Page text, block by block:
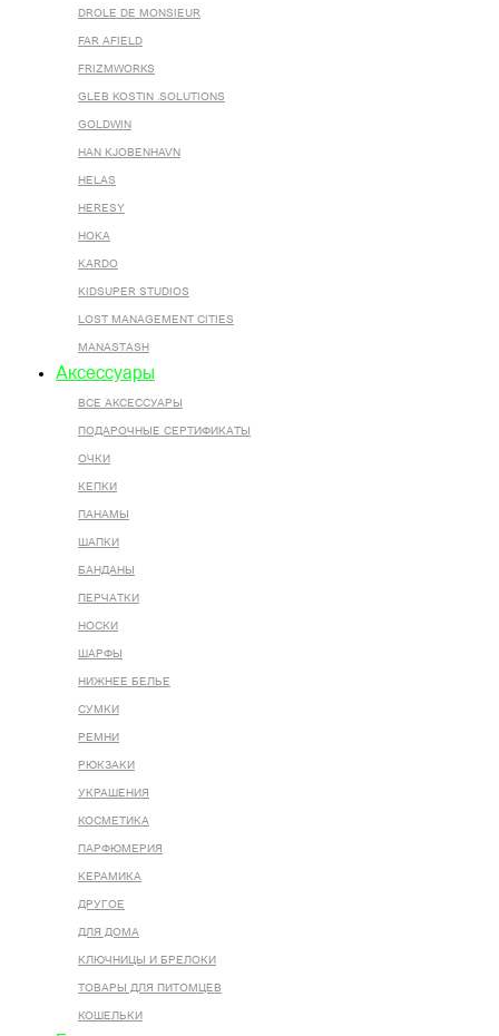
DROLE DE MONSIEUR
FAR AFIELD
FRIZMWORKS
GLEB KOSTIN .SOLUTIONS
GOLDWIN
HAN KJOBENHAVN
HELAS
HERESY
HOKA
KARDO
KIDSUPER STUDIOS
LOST MANAGEMENT CITIES
MANASTASH
Аксессуары
ВСЕ AКСЕССУАРЫ
ПОДАРОЧНЫЕ СЕРТИФИКАТЫ
ОЧКИ
КЕПКИ
ПАНАМЫ
ШАПКИ
БАНДАНЫ
ПЕРЧАТКИ
НОСКИ
ШАРФЫ
НИЖНЕЕ БЕЛЬЕ
СУМКИ
РЕМНИ
РЮКЗАКИ
УКРАШЕНИЯ
КОСМЕТИКА
ПАРФЮМЕРИЯ
КЕРАМИКА
ДРУГОЕ
ДЛЯ ДОМА
КЛЮЧНИЦЫ И БРЕЛОКИ
ТОВАРЫ ДЛЯ ПИТОМЦЕВ
КОШЕЛЬКИ